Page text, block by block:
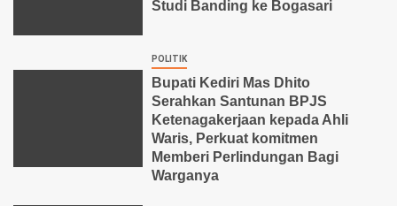
Studi Banding ke Bogasari
POLITIK
Bupati Kediri Mas Dhito
Serahkan Santunan BPJS
Ketenagakerjaan kepada Ahli
Waris, Perkuat komitmen
Memberi Perlindungan Bagi
Warganya